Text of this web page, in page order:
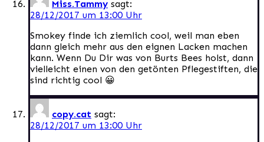
Miss.Tammy sagt:
28/12/2017 um 13:00 Uhr
Smokey finde ich ziemlich cool, weil man eben
dann gleich mehr aus den eignen Lacken machen
kann. Wenn Du Dir was von Burts Bees holst, dann
vielleicht einen von den getönten Pflegestiften, die
sind richtig cool 😀
copy.cat sagt:
28/12/2017 um 13:00 Uhr